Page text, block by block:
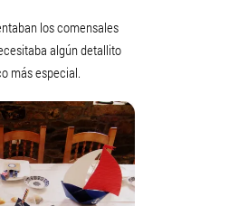
los comensales
algún detallito
más especial.